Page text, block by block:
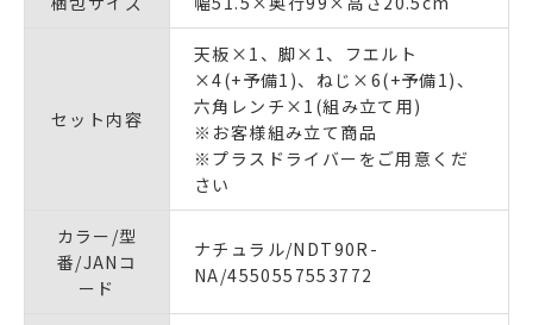
セット内容
天板×1、脚×1、フエルト
×4(+予備1)、ねじ×6(+予備1)、
六角レンチ×1(組み立て用)
※お客様組み立て商品
※プラスドライバーをご用意くだ
さい
カラー/型
番/JANコ
ード
ナチュラル/NDT90R-
NA/4550557553772